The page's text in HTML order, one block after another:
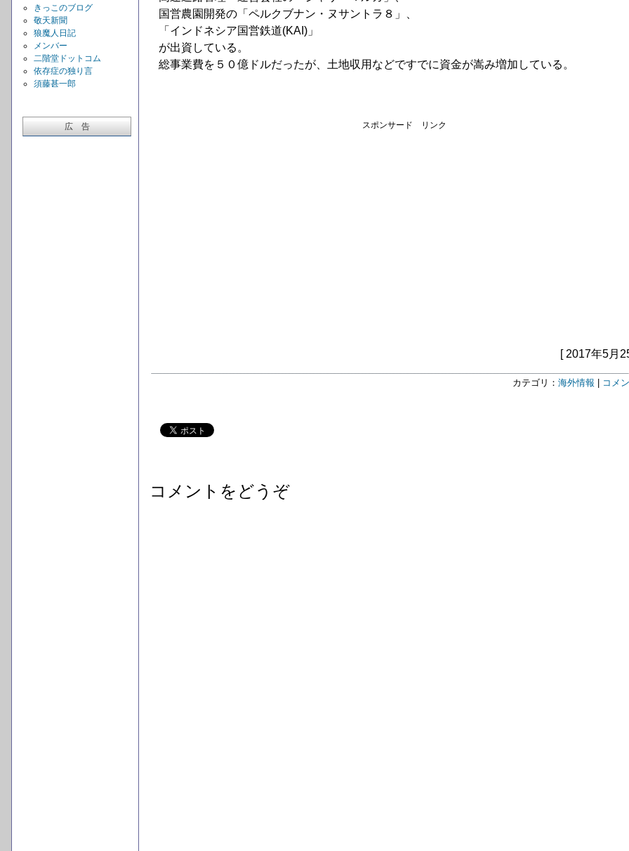
きっこのブログ
敬天新聞
狼魔人日記
メンバー
二階堂ドットコム
依存症の独り言
須藤甚一郎
広 告
国営農園開発の「ペルクブナン・ヌサントラ８」、
「インドネシア国営鉄道(KAI)」
が出資している。
総事業費を５０億ドルだったが、土地収用などですでに資金が嵩み増加している。
スポンサード リンク
[ 2017年5月
カテゴリ： 海外情報 コメ
コメントをどうぞ